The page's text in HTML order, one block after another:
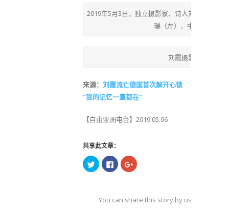
2019年5月3日，独立摄影家、诗人刘霞（中）
瑞（左）、中国艺术家
刘霞摄影作品之一
来源： 刘霞流亡德国首次解开心锁
“我的记忆一直都在”
【自由亚洲电台】2019.05.06
共享此文章：
点
击
共
享
点
击
共
享
点
击
共
享
You can share this story by using your